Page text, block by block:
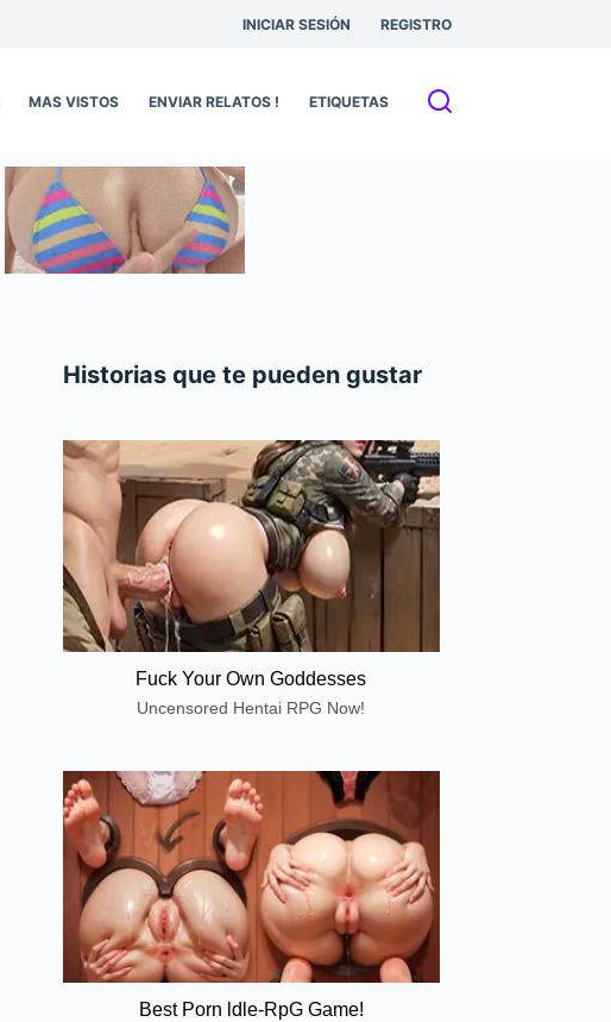
INICIAR SESIÓN REGISTRO
MAS VISTOS ENVIAR RELATOS ! ETIQUETAS
Historias que te pueden gustar
Fuck Your Own Goddesses
Uncensored Hentai RPG Now!
Best Porn ldle-RpG Game!